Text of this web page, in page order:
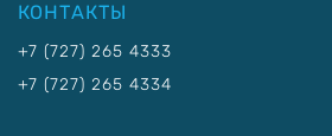
КОНТАКТЫ
+7 (727) 265 4333
+7 (727) 265 4334